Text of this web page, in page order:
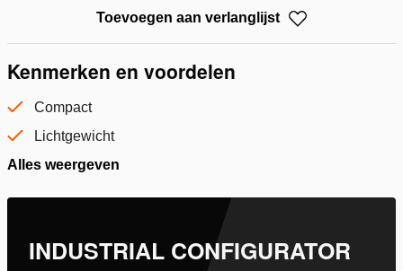
Toevoegen aan verlanglijst
Kenmerken en voordelen
Compact
Lichtgewicht
Alles weergeven
INDUSTRIAL CONFIGURATOR